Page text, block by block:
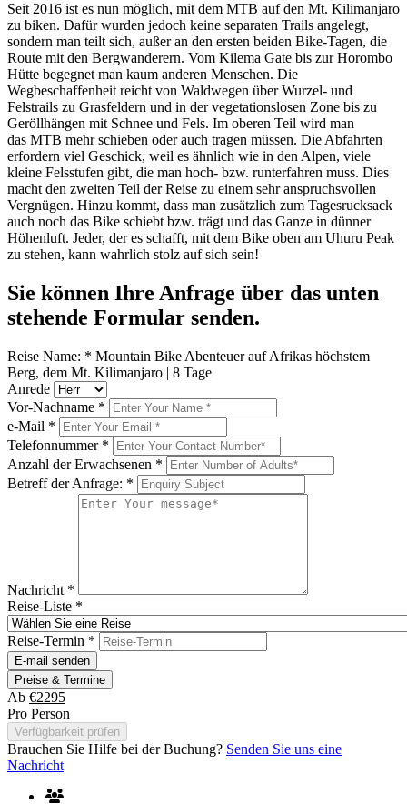
Seit 2016 ist es nun möglich, mit dem MTB auf den Mt. Kilimanjaro
zu biken. Dafür wurden jedoch keine separaten Trails angelegt,
sondern man teilt sich, außer an den ersten beiden Bike-Tagen, die
Route mit den Bergwanderern. Vom Kilema Gate bis zur Horombo
Hütte begegnet man kaum anderen Menschen. Die
Wegbeschaffenheit reicht von Waldwegen über Wurzel- und
Felstrails zu Grasfeldern und in der vegetationslosen Zone bis zu
Geröllhängen mit Schnee und Fels. Im oberen Teil wird man
das MTB mehr schieben oder auch tragen müssen. Die Abfahrten
erfordern viel Geschick, weil es ähnlich wie in den Alpen, viele
kleine Felsstufen gibt, die man hoch- bzw. runterfahren muss. Dies
macht den zweiten Teil der Reise zu einem sehr anspruchsvollen
Vergnügen. Hinzu kommt, dass man zusätzlich zum Tagesrucksack
auch noch das Bike schiebt bzw. trägt und das Ganze in dünner
Höhenluft. Jeder, der es schafft, mit dem Bike oben am Uhuru Peak
zu stehen, kann wahrlich stolz auf sich sein!
Sie können Ihre Anfrage über das unten
stehende Formular senden.
Reise Name: * Mountain Bike Abenteuer auf Afrikas höchstem
Berg, dem Mt. Kilimanjaro | 8 Tage
Anrede
Vor-Nachname *
e-Mail *
Telefonnummer *
Anzahl der Erwachsenen *
Betreff der Anfrage: *
Nachricht *
Reise-Liste *
Reise-Termin *
E-mail senden
Preise & Termine
Ab €2295
Pro Person
Verfügbarkeit prüfen
Brauchen Sie Hilfe bei der Buchung? Senden Sie uns eine
Nachricht